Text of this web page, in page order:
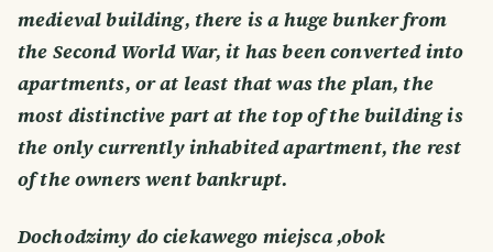
medieval building, there is a huge bunker from
the Second World War, it has been converted into
apartments, or at least that was the plan, the
most distinctive part at the top of the building is
the only currently inhabited apartment, the rest
of the owners went bankrupt.
Dochodzimy do ciekawego miejsca ,obok